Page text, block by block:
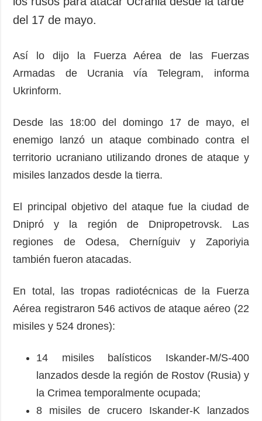
del 17 de mayo.
Así lo dijo la Fuerza Aérea de las Fuerzas
Armadas de Ucrania vía Telegram, informa
Ukrinform.
Desde las 18:00 del domingo 17 de mayo, el
enemigo lanzó un ataque combinado contra el
territorio ucraniano utilizando drones de ataque y
misiles lanzados desde la tierra.
El principal objetivo del ataque fue la ciudad de
Dnipró y la región de Dnipropetrovsk. Las
regiones de Odesa, Cherníguiv y Zaporiyia
también fueron atacadas.
En total, las tropas radiotécnicas de la Fuerza
Aérea registraron 546 activos de ataque aéreo (22
misiles y 524 drones):
14 misiles balísticos Iskander-M/S-400
lanzados desde la región de Rostov (Rusia) y
la Crimea temporalmente ocupada;
8 misiles de crucero Iskander-K lanzados